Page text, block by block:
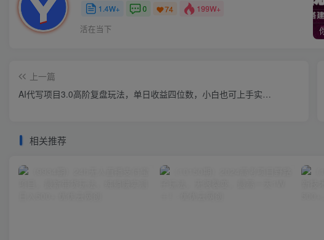
1.4W+ 0 74 199W+
活在当下
上一篇
AI代写项目3.0高阶复盘玩法，单日收益四位数，小白也可上手实…
相关推荐